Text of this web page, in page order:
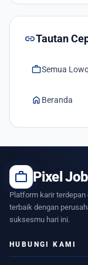
linkTautan
workSemua
home Beranda
work Pixel
Platform karir
terbaik dengan
suksesmu hari ini.
HUBUNGI KAMI